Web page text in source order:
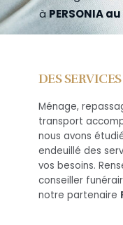
àPERSONIA
DES
Ménage,
transport
nous avons
endeuillé des
vos besoins.
conseiller
notre partenaire